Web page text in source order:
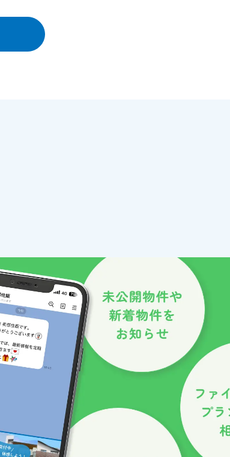
とがあります。
申し出ください。
管し、不正アクセス、紛失、破壊、改
あるとき。
合があります。
ている等の特殊な場合を除き、IPアド
する場合があります。
記録される小さな情報（テキストファ
す。
けます。